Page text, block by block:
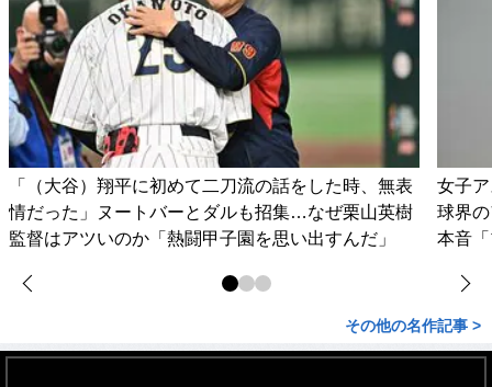
「（大谷）翔平に初めて二刀流の話をした時、無表
情だった」ヌートバーとダルも招集…なぜ栗山英樹
監督はアツいのか「熱闘甲子園を思い出すんだ」
女子
球界
本音
その他の名作記事 >